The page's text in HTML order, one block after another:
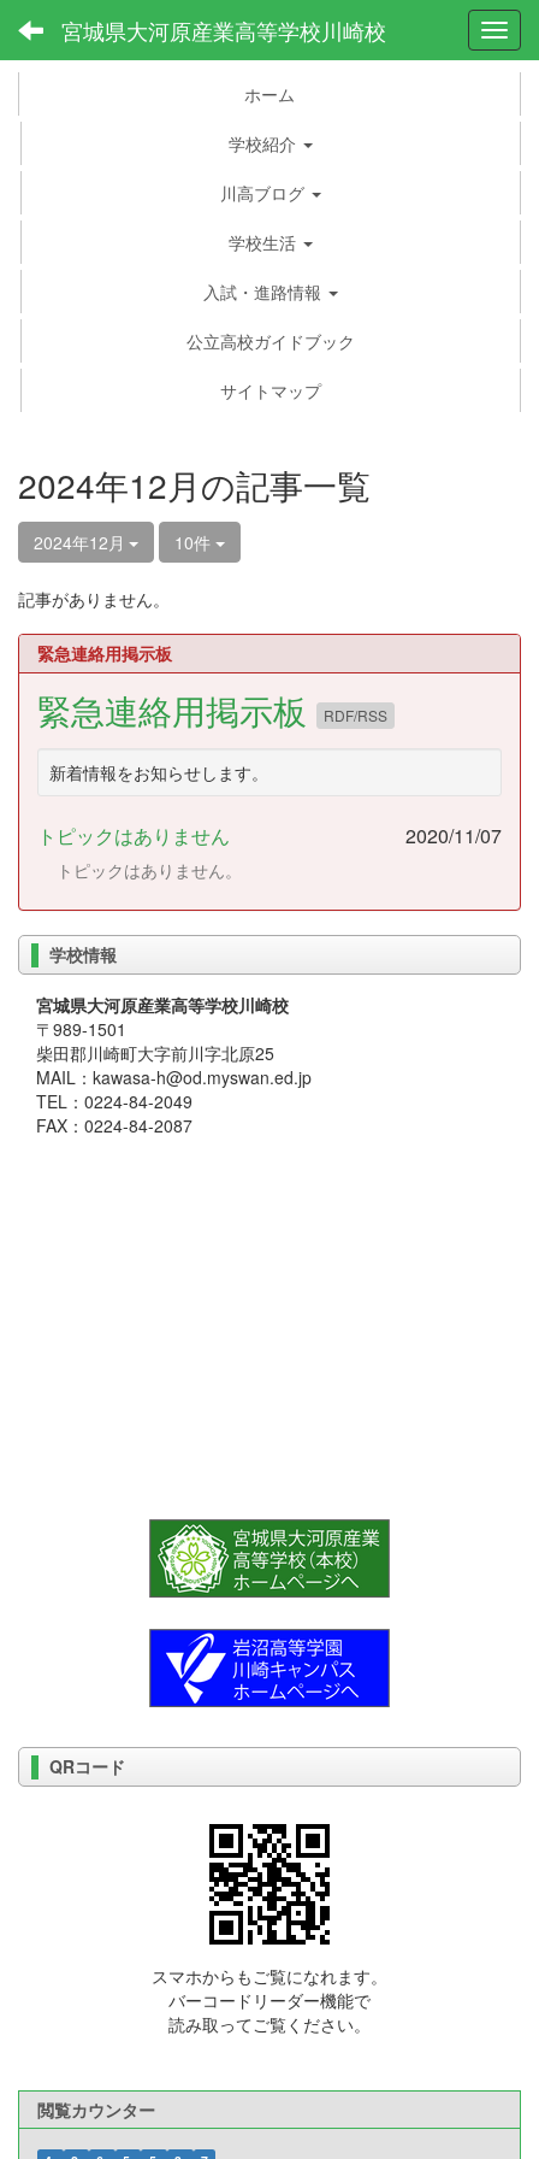
宮城県大河原産業高等学校川崎校
ホーム
学校紹介
川高ブログ
学校生活
入試・進路情報
公立高校ガイドブック
サイトマップ
2024年12月の記事一覧
2024年12月 10件
記事がありません。
緊急連絡用掲示板
緊急連絡用掲示板 RDF/RSS
新着情報をお知らせします。
トピックはありません 2020/11/07
トピックはありません。
学校情報
宮城県大河原産業高等学校川崎校
〒989-1501
柴田郡川崎町大字前川字北原25
MAIL：kawasa-h@od.myswan.ed.jp
TEL：0224-84-2049
FAX：0224-84-2087
QRコード
スマホからもご覧になれます。
バーコードリーダー機能で
読み取ってご覧ください。
閲覧カウンター